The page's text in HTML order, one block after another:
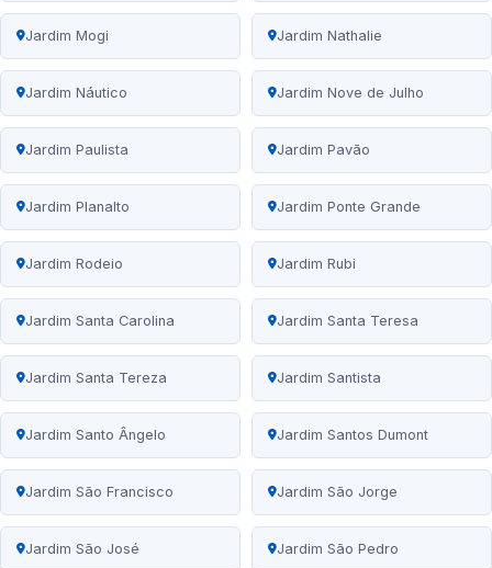
Jardim Mogi Jardim Nathalie
Jardim Náutico Jardim Nove de Julho
Jardim Paulista Jardim Pavão
Jardim Planalto Jardim Ponte Grande
Jardim Rodeio Jardim Rubi
Jardim Santa Carolina Jardim Santa Teresa
Jardim Santa Tereza Jardim Santista
Jardim Santo Ângelo Jardim Santos Dumont
Jardim São Francisco Jardim São Jorge
Jardim São José Jardim São Pedro